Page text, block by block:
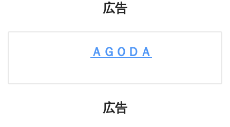
広告
ＡＧＯＤＡ
広告